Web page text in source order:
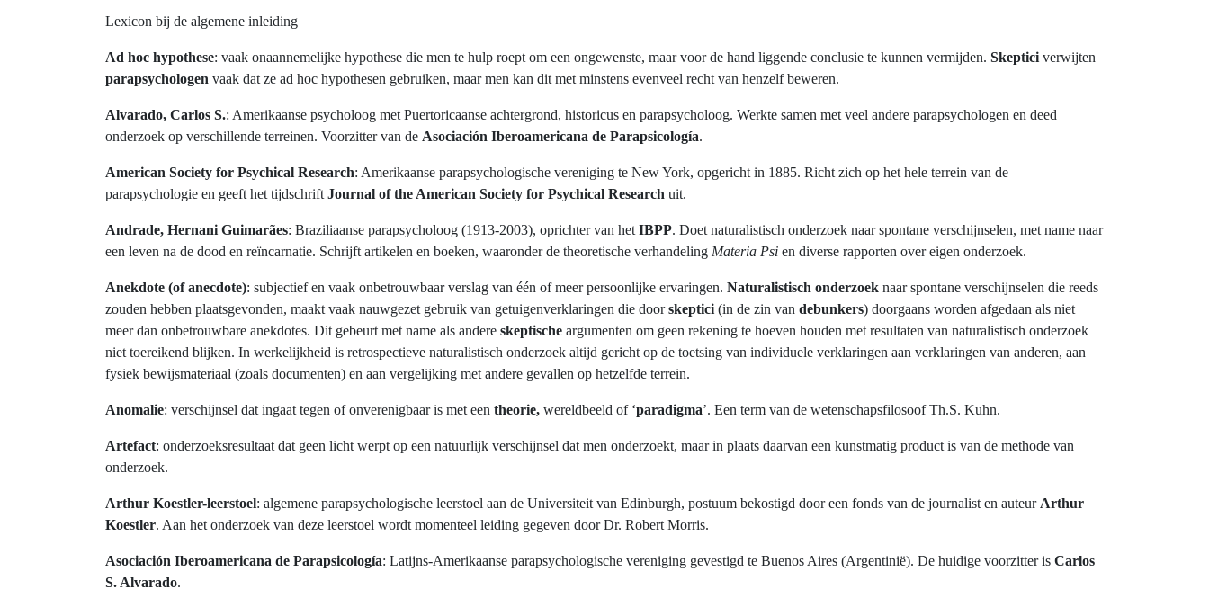
Lexicon bij de algemene inleiding
Ad hoc hypothese: vaak onaannemelijke hypothese die men te hulp roept om een ongewenste, maar voor de hand liggende conclusie te kunnen vermijden. Skeptici verwijten
parapsychologen vaak dat ze ad hoc hypothesen gebruiken, maar men kan dit met minstens evenveel recht van henzelf beweren.
Alvarado, Carlos S.: Amerikaanse psycholoog met Puertoricaanse achtergrond, historicus en parapsycholoog. Werkte samen met veel andere parapsychologen en deed
onderzoek op verschillende terreinen. Voorzitter van de Asociación Iberoamericana de Parapsicología.
American Society for Psychical Research: Amerikaanse parapsychologische vereniging te New York, opgericht in 1885. Richt zich op het hele terrein van de
parapsychologie en geeft het tijdschrift Journal of the American Society for Psychical Research uit.
Andrade, Hernani Guimarães: Braziliaanse parapsycholoog (1913-2003), oprichter van het IBPP. Doet naturalistisch onderzoek naar spontane verschijnselen, met name naar
een leven na de dood en reïncarnatie. Schrijft artikelen en boeken, waaronder de theoretische verhandeling Materia Psi en diverse rapporten over eigen onderzoek.
Anekdote (of anecdote): subjectief en vaak onbetrouwbaar verslag van één of meer persoonlijke ervaringen. Naturalistisch onderzoek naar spontane verschijnselen die reeds
zouden hebben plaatsgevonden, maakt vaak nauwgezet gebruik van getuigenverklaringen die doorskeptici (in de zin van debunkers) doorgaans worden afgedaan als niet
meer dan onbetrouwbare anekdotes. Dit gebeurt met name als andere skeptische argumenten om geen rekening te hoeven houden met resultaten van naturalistisch onderzoek
niet toereikend blijken. In werkelijkheid is retrospectieve naturalistisch onderzoek altijd gericht op de toetsing van individuele verklaringen aan verklaringen van anderen, aan
fysiek bewijsmateriaal (zoals documenten) en aan vergelijking met andere gevallen op hetzelfde terrein.
Anomalie: verschijnsel dat ingaat tegen of onverenigbaar is met een theorie, wereldbeeld of ‘paradigma’. Een term van de wetenschapsfilosoof Th.S. Kuhn.
Artefact: onderzoeksresultaat dat geen licht werpt op een natuurlijk verschijnsel dat men onderzoekt, maar in plaats daarvan een kunstmatig product is van de methode van
onderzoek.
Arthur Koestler-leerstoel: algemene parapsychologische leerstoel aan de Universiteit van Edinburgh, postuum bekostigd door een fonds van de journalist en auteur Arthur
Koestler. Aan het onderzoek van deze leerstoel wordt momenteel leiding gegeven door Dr. Robert Morris.
Asociación Iberoamericana de Parapsicología: Latijns-Amerikaanse parapsychologische vereniging gevestigd te Buenos Aires (Argentinië). De huidige voorzitter is Carlos
S. Alvarado.